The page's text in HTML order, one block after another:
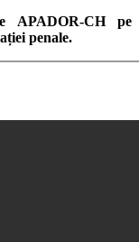
APADOR-CH pe
penale.